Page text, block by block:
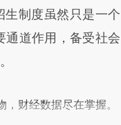
生制度虽然只是一个
通道作用，备受社会
财经数据尽在掌握。